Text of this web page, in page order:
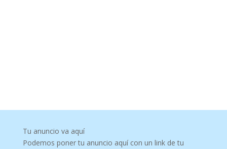
Tu anuncio va aquí
Podemos poner tu anuncio aquí con un link de tu